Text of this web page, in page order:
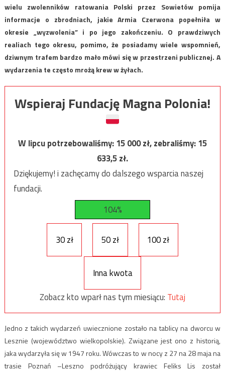
wielu zwolenników ratowania Polski przez Sowietów pomija
informacje o zbrodniach, jakie Armia Czerwona popełniła w
okresie „wyzwolenia” i po jego zakończeniu. O prawdziwych
realiach tego okresu, pomimo, że posiadamy wiele wspomnień,
dziwnym trafem bardzo mało mówi się w przestrzeni publicznej. A
wydarzenia te często mrożą krew w żyłach.
Wspieraj Fundację Magna Polonia!
W lipcu potrzebowaliśmy:15 000zł, zebraliśmy:15
633,5zł.
Dziękujemy! i zachęcamy do dalszego wsparcia naszej
fundacji.
104%
30 zł 50 zł 100 zł
Inna kwota
Zobacz kto wparł nas tym miesiącu: Tutaj
Jedno z takich wydarzeń uwiecznione zostało na tablicy na dworcu w
Lesznie (województwo wielkopolskie). Związane jest ono z historią,
jaka wydarzyła się w 1947 roku. Wówczas to w nocy z 27 na 28 maja na
trasie Poznań –Leszno podróżujący krawiec Feliks Lis został